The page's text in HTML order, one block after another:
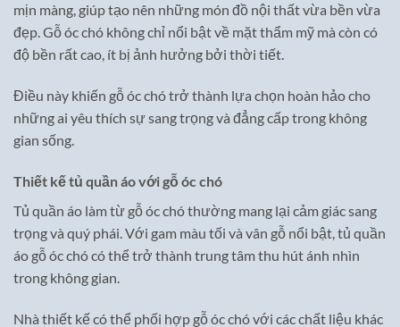
mịn màng, giúp tạo nên những món đồ nội thất vừa bền vừa
đẹp. Gỗ óc chó không chỉ nổi bật về mặt thẩm mỹ mà còn có
độ bền rất cao, ít bị ảnh hưởng bởi thời tiết.
Điều này khiến gỗ óc chó trở thành lựa chọn hoàn hảo cho
những ai yêu thích sự sang trọng và đẳng cấp trong không
gian sống.
Thiết kế tủ quần áo với gỗ óc chó
Tủ quần áo làm từ gỗ óc chó thường mang lại cảm giác sang
trọng và quý phái. Với gam màu tối và vân gỗ nổi bật, tủ quần
áo gỗ óc chó có thể trở thành trung tâm thu hút ánh nhìn
trong không gian.
Nhà thiết kế có thể phối hợp gỗ óc chó với các chất liệu khác